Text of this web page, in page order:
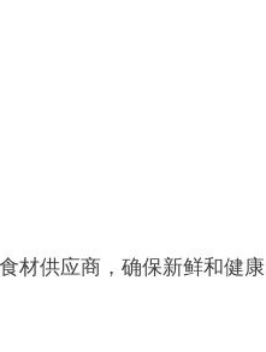
材供应商，确保新鲜和健